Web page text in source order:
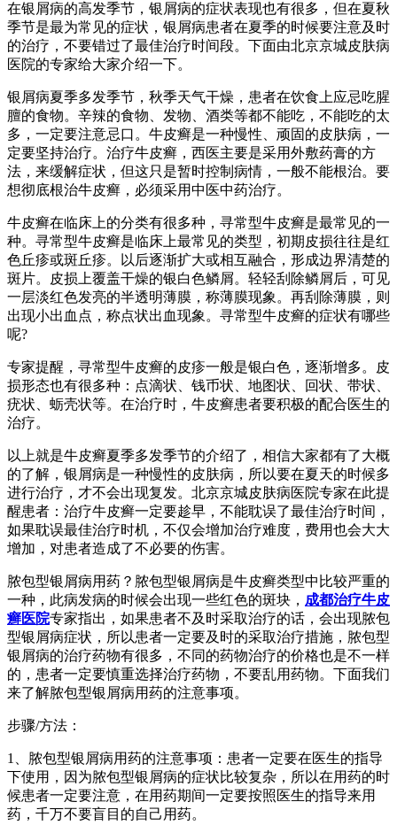
在银屑病的高发季节，银屑病的症状表现也有很多，但在夏秋
季节是最为常见的症状，银屑病患者在夏季的时候要注意及时
的治疗，不要错过了最佳治疗时间段。下面由北京京城皮肤病
医院的专家给大家介绍一下。
银屑病夏季多发季节，秋季天气干燥，患者在饮食上应忌吃腥
膻的食物。辛辣的食物、发物、酒类等都不能吃，不能吃的太
多，一定要注意忌口。牛皮癣是一种慢性、顽固的皮肤病，一
定要坚持治疗。治疗牛皮癣，西医主要是采用外敷药膏的方
法，来缓解症状，但这只是暂时控制病情，一般不能根治。要
想彻底根治牛皮癣，必须采用中医中药治疗。
牛皮癣在临床上的分类有很多种，寻常型牛皮癣是最常见的一
种。寻常型牛皮癣是临床上最常见的类型，初期皮损往往是红
色丘疹或斑丘疹。以后逐渐扩大或相互融合，形成边界清楚的
斑片。皮损上覆盖干燥的银白色鳞屑。轻轻刮除鳞屑后，可见
一层淡红色发亮的半透明薄膜，称薄膜现象。再刮除薄膜，则
出现小出血点，称点状出血现象。寻常型牛皮癣的症状有哪些
呢?
专家提醒，寻常型牛皮癣的皮疹一般是银白色，逐渐增多。皮
损形态也有很多种：点滴状、钱币状、地图状、回状、带状、
疣状、蛎壳状等。在治疗时，牛皮癣患者要积极的配合医生的
治疗。
以上就是牛皮癣夏季多发季节的介绍了，相信大家都有了大概
的了解，银屑病是一种慢性的皮肤病，所以要在夏天的时候多
进行治疗，才不会出现复发。北京京城皮肤病医院专家在此提
醒患者：治疗牛皮癣一定要趁早，不能耽误了最佳治疗时间，
如果耽误最佳治疗时机，不仅会增加治疗难度，费用也会大大
增加，对患者造成了不必要的伤害。
脓包型银屑病用药？脓包型银屑病是牛皮癣类型中比较严重的
一种，此病发病的时候会出现一些红色的斑块， 成都治疗牛皮
癣医院专家指出，如果患者不及时采取治疗的话，会出现脓包
型银屑病症状，所以患者一定要及时的采取治疗措施，脓包型
银屑病的治疗药物有很多，不同的药物治疗的价格也是不一样
的，患者一定要慎重选择治疗药物，不要乱用药物。下面我们
来了解脓包型银屑病用药的注意事项。
步骤/方法：
1、脓包型银屑病用药的注意事项：患者一定要在医生的指导
下使用，因为脓包型银屑病的症状比较复杂，所以在用药的时
候患者一定要注意，在用药期间一定要按照医生的指导来用
药，千万不要盲目的自己用药。